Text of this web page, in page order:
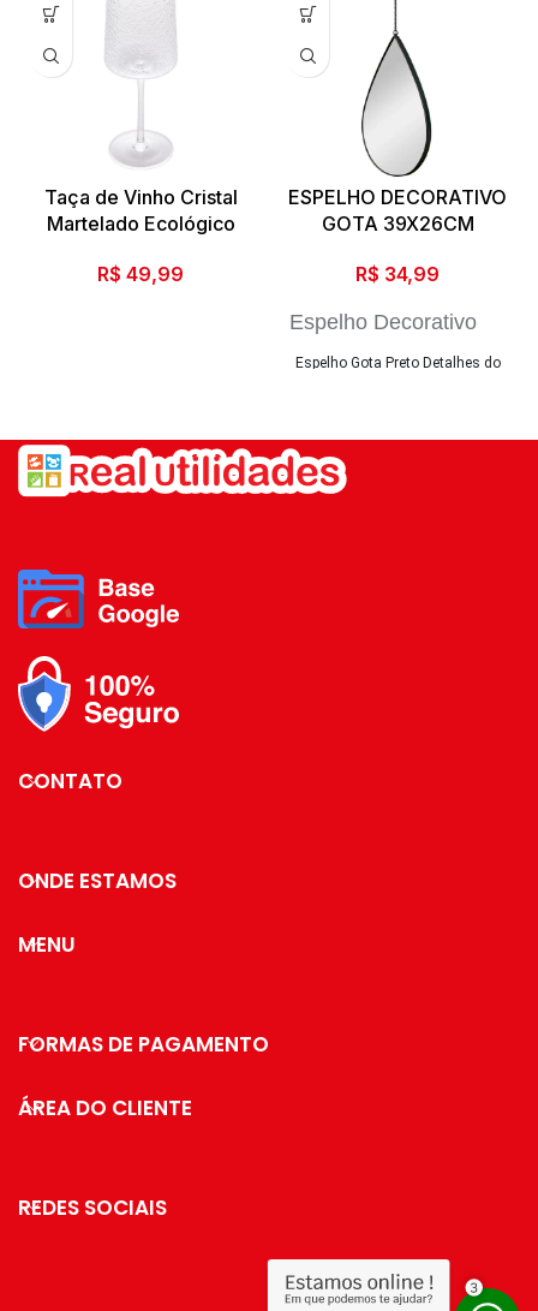
Taça de Vinho Cristal
Martelado Ecológico
R$ 49,99
ESPELHO DECORATIVO
GOTA 39X26CM
R$ 34,99
Espelho Decorativo
Gota
Espelho Gota Preto Detalhes do
39,0 X 26,0 x 2,0 cm (LxAxP)
corrente: 30 cm - peso: 375 g -
Embalagem com 1 peça ...
CONTATO
ONDE ESTAMOS
MENU
FORMAS DE PAGAMENTO
ÁREA DO CLIENTE
REDES SOCIAIS